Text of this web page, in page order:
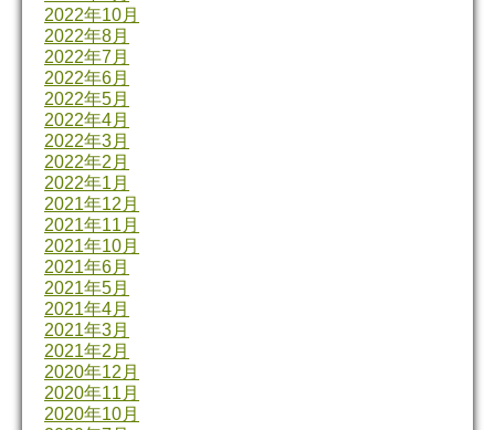
2022年10月
2022年8月
2022年7月
2022年6月
2022年5月
2022年4月
2022年3月
2022年2月
2022年1月
2021年12月
2021年11月
2021年10月
2021年6月
2021年5月
2021年4月
2021年3月
2021年2月
2020年12月
2020年11月
2020年10月